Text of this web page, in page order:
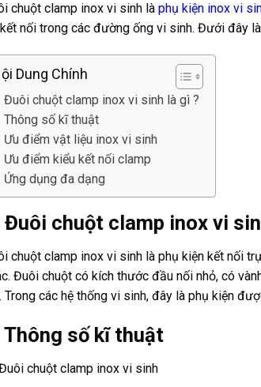
chuột clamp inox vi sinh là phụ kiện inox vi
nối trong các đường ống vi sinh. Đưới đây
Dung Chính
Đuôi chuột clamp inox vi sinh là gì ?
Thông số kĩ thuật
Ưu điểm vật liệu inox vi sinh
Ưu điểm kiểu kết nối clamp
Ứng dụng đa dạng
Đuôi chuột clamp inox vi
chuột clamp inox vi sinh là phụ kiện kết nối
Đuôi chuột có kích thước đầu nối nhỏ, có
Trong các hệ thống vi sinh, đây là phụ kiện
Thông số kĩ thuật
chuột clamp inox vi sinh